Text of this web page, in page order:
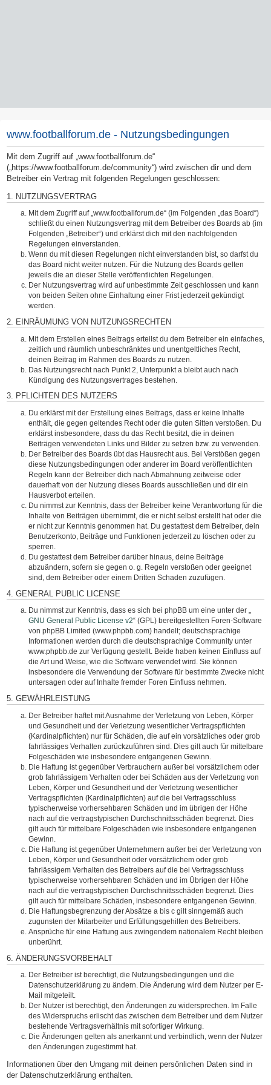
www.footballforum.de - Nutzungsbedingungen
Mit dem Zugriff auf „www.footballforum.de“
(„https://www.footballforum.de/community“) wird zwischen dir und dem
Betreiber ein Vertrag mit folgenden Regelungen geschlossen:
1. NUTZUNGSVERTRAG
Mit dem Zugriff auf „www.footballforum.de“ (im Folgenden „das Board“)
schließt du einen Nutzungsvertrag mit dem Betreiber des Boards ab (im
Folgenden „Betreiber“) und erklärst dich mit den nachfolgenden
Regelungen einverstanden.
Wenn du mit diesen Regelungen nicht einverstanden bist, so darfst du
das Board nicht weiter nutzen. Für die Nutzung des Boards gelten
jeweils die an dieser Stelle veröffentlichten Regelungen.
Der Nutzungsvertrag wird auf unbestimmte Zeit geschlossen und kann
von beiden Seiten ohne Einhaltung einer Frist jederzeit gekündigt
werden.
2. EINRÄUMUNG VON NUTZUNGSRECHTEN
Mit dem Erstellen eines Beitrags erteilst du dem Betreiber ein einfaches,
zeitlich und räumlich unbeschränktes und unentgeltliches Recht,
deinen Beitrag im Rahmen des Boards zu nutzen.
Das Nutzungsrecht nach Punkt 2, Unterpunkt a bleibt auch nach
Kündigung des Nutzungsvertrages bestehen.
3. PFLICHTEN DES NUTZERS
Du erklärst mit der Erstellung eines Beitrags, dass er keine Inhalte
enthält, die gegen geltendes Recht oder die guten Sitten verstoßen. Du
erklärst insbesondere, dass du das Recht besitzt, die in deinen
Beiträgen verwendeten Links und Bilder zu setzen bzw. zu verwenden.
Der Betreiber des Boards übt das Hausrecht aus. Bei Verstößen gegen
diese Nutzungsbedingungen oder anderer im Board veröffentlichten
Regeln kann der Betreiber dich nach Abmahnung zeitweise oder
dauerhaft von der Nutzung dieses Boards ausschließen und dir ein
Hausverbot erteilen.
Du nimmst zur Kenntnis, dass der Betreiber keine Verantwortung für die
Inhalte von Beiträgen übernimmt, die er nicht selbst erstellt hat oder die
er nicht zur Kenntnis genommen hat. Du gestattest dem Betreiber, dein
Benutzerkonto, Beiträge und Funktionen jederzeit zu löschen oder zu
sperren.
Du gestattest dem Betreiber darüber hinaus, deine Beiträge
abzuändern, sofern sie gegen o. g. Regeln verstoßen oder geeignet
sind, dem Betreiber oder einem Dritten Schaden zuzufügen.
4. GENERAL PUBLIC LICENSE
Du nimmst zur Kenntnis, dass es sich bei phpBB um eine unter der „
GNU General Public License v2“ (GPL) bereitgestellten Foren-Software
von phpBB Limited (www.phpbb.com) handelt; deutschsprachige
Informationen werden durch die deutschsprachige Community unter
www.phpbb.de zur Verfügung gestellt. Beide haben keinen Einfluss auf
die Art und Weise, wie die Software verwendet wird. Sie können
insbesondere die Verwendung der Software für bestimmte Zwecke nicht
untersagen oder auf Inhalte fremder Foren Einfluss nehmen.
5. GEWÄHRLEISTUNG
Der Betreiber haftet mit Ausnahme der Verletzung von Leben, Körper
und Gesundheit und der Verletzung wesentlicher Vertragspflichten
(Kardinalpflichten) nur für Schäden, die auf ein vorsätzliches oder grob
fahrlässiges Verhalten zurückzuführen sind. Dies gilt auch für mittelbare
Folgeschäden wie insbesondere entgangenen Gewinn.
Die Haftung ist gegenüber Verbrauchern außer bei vorsätzlichem oder
grob fahrlässigem Verhalten oder bei Schäden aus der Verletzung von
Leben, Körper und Gesundheit und der Verletzung wesentlicher
Vertragspflichten (Kardinalpflichten) auf die bei Vertragsschluss
typischerweise vorhersehbaren Schäden und im übrigen der Höhe
nach auf die vertragstypischen Durchschnittsschäden begrenzt. Dies
gilt auch für mittelbare Folgeschäden wie insbesondere entgangenen
Gewinn.
Die Haftung ist gegenüber Unternehmern außer bei der Verletzung von
Leben, Körper und Gesundheit oder vorsätzlichem oder grob
fahrlässigem Verhalten des Betreibers auf die bei Vertragsschluss
typischerweise vorhersehbaren Schäden und im Übrigen der Höhe
nach auf die vertragstypischen Durchschnittsschäden begrenzt. Dies
gilt auch für mittelbare Schäden, insbesondere entgangenen Gewinn.
Die Haftungsbegrenzung der Absätze a bis c gilt sinngemäß auch
zugunsten der Mitarbeiter und Erfüllungsgehilfen des Betreibers.
Ansprüche für eine Haftung aus zwingendem nationalem Recht bleiben
unberührt.
6. ÄNDERUNGSVORBEHALT
Der Betreiber ist berechtigt, die Nutzungsbedingungen und die
Datenschutzerklärung zu ändern. Die Änderung wird dem Nutzer per E-
Mail mitgeteilt.
Der Nutzer ist berechtigt, den Änderungen zu widersprechen. Im Falle
des Widerspruchs erlischt das zwischen dem Betreiber und dem Nutzer
bestehende Vertragsverhältnis mit sofortiger Wirkung.
Die Änderungen gelten als anerkannt und verbindlich, wenn der Nutzer
den Änderungen zugestimmt hat.
Informationen über den Umgang mit deinen persönlichen Daten sind in
der Datenschutzerklärung enthalten.